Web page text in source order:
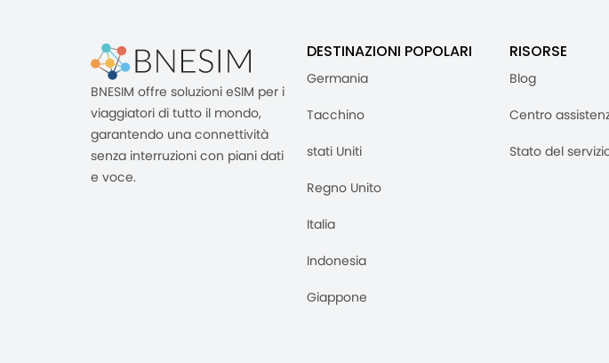
BNESIM offre soluzioni eSIM per i
viaggiatori di tutto il mondo,
garantendo una connettività
senza interruzioni con piani dati
e voce.
DESTINAZIONI POPOLARI
Germania
Tacchino
stati Uniti
Regno Unito
Italia
Indonesia
Giappone
RISORSE
Blog
Centro
Stato del